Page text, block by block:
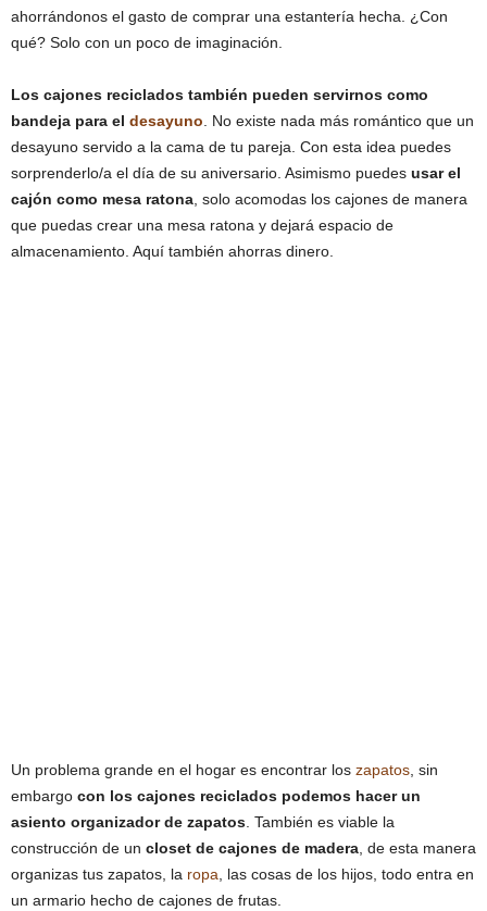
ahorrándonos el gasto de comprar una estantería hecha. ¿Con
qué? Solo con un poco de imaginación.
Los cajones reciclados también pueden servirnos como
bandeja para el desayuno . No existe nada más romántico que un
desayuno servido a la cama de tu pareja. Con esta idea puedes
sorprenderlo/a el día de su aniversario. Asimismo puedes usar el
cajón como mesa ratona , solo acomodas los cajones de manera
que puedas crear una mesa ratona y dejará espacio de
almacenamiento. Aquí también ahorras dinero.
Un problema grande en el hogar es encontrar los zapatos , sin
embargo con los cajones reciclados podemos hacer un
asiento organizador de zapatos . También es viable la
construcción de un closet de cajones de madera , de esta manera
organizas tus zapatos, la ropa , las cosas de los hijos, todo entra en
un armario hecho de cajones de frutas.